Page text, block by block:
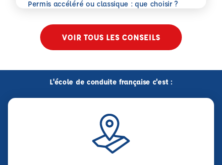
Permis accéléré ou classique : que choisir ?
VOIR TOUS LES CONSEILS
L'école de conduite française c'est :